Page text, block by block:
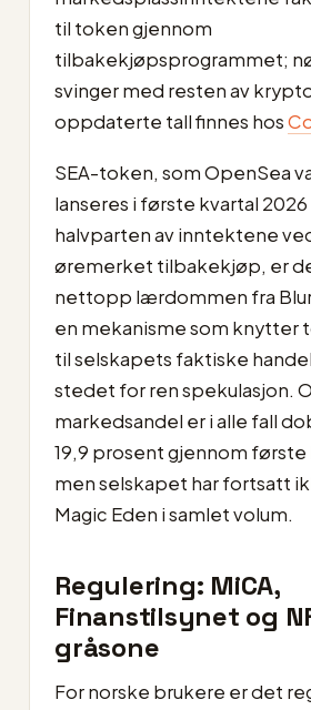
til token gjennom
tilbakekjøpsprogrammet;
svinger med resten av
oppdaterte tall finnes hos
SEA-token, som OpenSea
lanseres i første kvartal
halvparten av inntektene
øremerket tilbakekjøp, er
nettopp lærdommen fra
en mekanisme som knytter
til selskapets faktiske
stedet for ren spekulasjon.
markedsandel er i alle fall
19,9 prosent gjennom første
men selskapet har fortsatt
Magic Eden i samlet volum.
Regulering: MiCA,
Finanstilsynet og
gråsone
For norske brukere er det